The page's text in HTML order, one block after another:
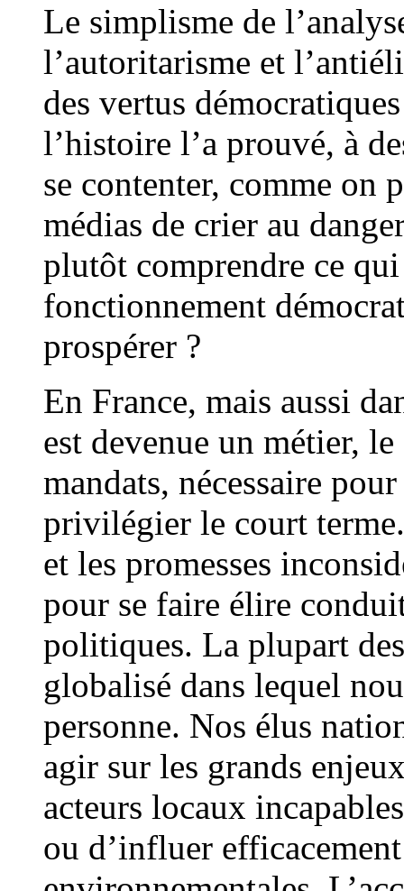
Le simplisme de
l’autoritarisme et
des vertus
l’histoire l’a prouvé, à
se contenter, comme on
médias de crier au
plutôt comprendre ce
fonctionnement
prospérer ?
En France, mais aussi
est devenue un métier,
mandats, nécessaire
privilégier le court
et les promesses
pour se faire élire
politiques. La plupart
globalisé dans lequel
personne. Nos élus
agir sur les grands
acteurs locaux
ou d’influer